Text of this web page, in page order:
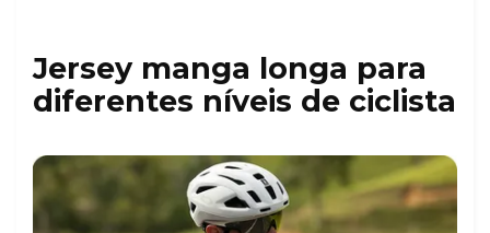
Jersey manga longa para
diferentes níveis de ciclista